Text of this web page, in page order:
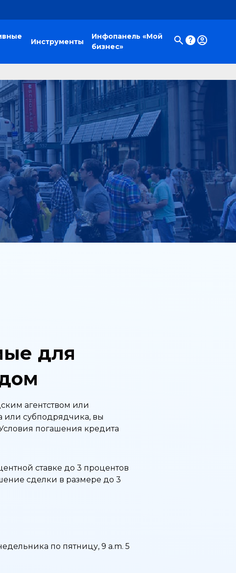
Инструменты
Инфопанель «Мой
бизнес»
для
агентством или
или субподрядчика, вы
погашения кредита
ставке до 3 процентов
сделки в размере до 3
по пятницу, 9 a.m. 5